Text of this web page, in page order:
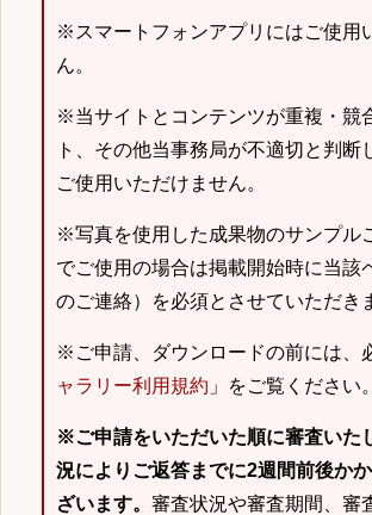
※スマートフォンアプリにはご使用
ん。
※当サイトとコンテンツが重複・競
ト、その他当事務局が不適切と判断
ご使用いただけません。
※写真を使用した成果物のサンプル
でご使用の場合は掲載開始時に当該
のご連絡）を必須とさせていただき
※ご申請、ダウンロードの前には、
ャラリー利用規約 」をご覧ください。
※ご申請をいただいた順に審査いた
況によりご返答までに2週間前後か
ざいます。 審査状況や審査期間、審